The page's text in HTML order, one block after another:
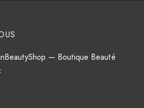
— Boutique Beauté